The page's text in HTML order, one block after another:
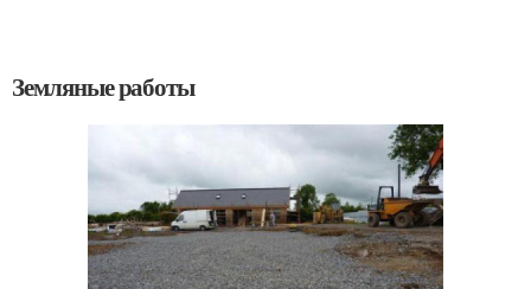
Земляные работы